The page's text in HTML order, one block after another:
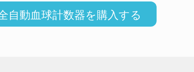
自動血球計数器を購入する